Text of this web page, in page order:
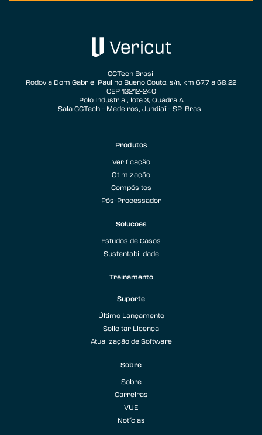
CGTech Brasil
Rodovia Dom Gabriel Paulino Bueno Couto, s/n, km 67,7 a 68,22
CEP 13212-240
Polo Industrial, lote 3, Quadra A
Sala CGTech - Medeiros, Jundiaí - SP, Brasil
Produtos
Verificação
Otimização
Compósitos
Pós-Processador
Solucoes
Estudos de Casos
Sustentabilidade
Treinamento
Suporte
Último Lançamento
Solicitar Licença
Atualização de Software
Sobre
Sobre
Carreiras
VUE
Notícias